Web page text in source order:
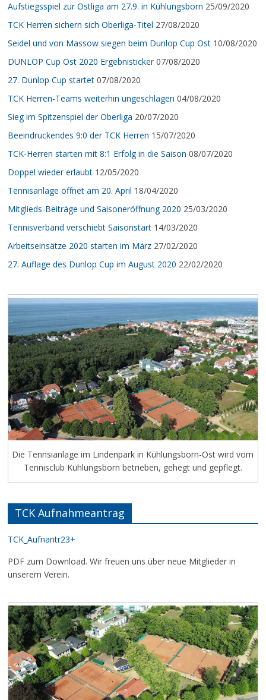
Aufstiegsspiel zur Ostliga am 27.9. in Kühlungsborn 25/09/2020
TCK Herren sichern sich Oberliga-Titel 27/08/2020
Seidel und von Massow siegen beim Dunlop Cup Ost 10/08/2020
DUNLOP Cup Ost 2020 Ergebnisticker 07/08/2020
27. Dunlop Cup startet 07/08/2020
TCK Herren-Teams weiterhin ungeschlagen 04/08/2020
Sieg im Spitzenspiel der Oberliga 20/07/2020
Beeindruckendes 9:0 der TCK Herren 15/07/2020
TCK-Herren starten mit 8:1 Erfolg in die Saison 08/07/2020
Doppel wieder erlaubt 12/05/2020
Tennisanlage öffnet am 20. April 18/04/2020
Mitglieds-Beiträge und Saisoneröffnung 2020 25/03/2020
Tennisverband verschiebt Saisonstart 14/03/2020
Arbeitseinsätze 2020 starten im März 27/02/2020
27. Auflage des Dunlop Cup im August 2020 22/02/2020
Die Tennsianlage im Lindenpark in Kühlungsborn-Ost wird vom
Tennisclub Kühlungsborn betrieben, gehegt und gepflegt.
TCK Aufnahmeantrag
TCK_Aufnantr23+
PDF zum Download. Wir freuen uns über neue Mitglieder in
unserem Verein.